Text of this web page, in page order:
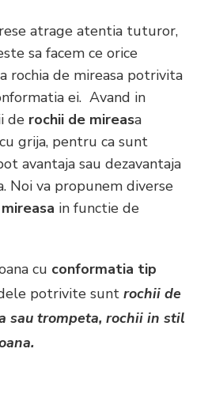
atrage atentia tuturor,
sa facem ce orice
rochia de mireasa potrivita
ei. Avand in
de rochii de mireasa
grija, pentru ca sunt
avantaja sau dezavantaja
Noi va propunem diverse
in functie de
cu conformatia tip
potrivite sunt rochii de
sau trompeta, rochii in stil